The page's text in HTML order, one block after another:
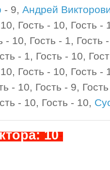
- 9, Андрей
Гость - 10, Гость -
- 10, Гость - 1, Гость
- 1, Гость - 10,
Гость - 10, Гость -
- 10, Гость - 9,
- 10, Гость - 10,
10-